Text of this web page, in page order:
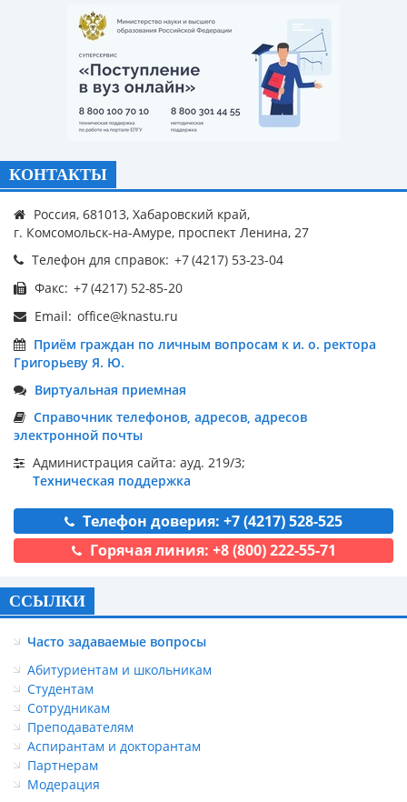
КОНТАКТЫ
Россия, 681013, Хабаровский край,
г. Комсомольск-на-Амуре, проспект Ленина, 27
Телефон для справок:
Факс:
Email:
Приём граждан по личным вопросам к и. о. ректора
Григорьеву Я. Ю.
Виртуальная приемная
Справочник телефонов, адресов, адресов
электронной почты
Администрация сайта: ауд. 219/3;
Техническая поддержка
Телефон доверия: +7 (4217) 528-525
Горячая линия: +8 (800) 222-55-71
ССЫЛКИ
Часто задаваемые вопросы
Абитуриентам и школьникам
Студентам
Сотрудникам
Преподавателям
Аспирантам и докторантам
Партнерам
Модерация